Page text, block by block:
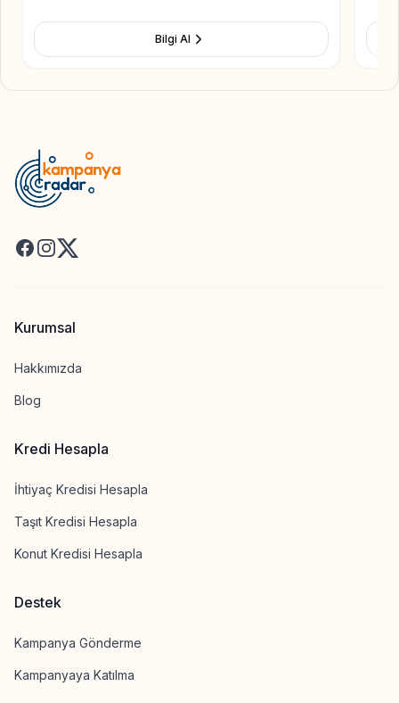
Bilgi Al
Facebook
Instagram
X
Kurumsal
Hakkımızda
Blog
Kredi Hesapla
İhtiyaç Kredisi Hesapla
Taşıt Kredisi Hesapla
Konut Kredisi Hesapla
Destek
Kampanya Gönderme
Kampanyaya Katılma